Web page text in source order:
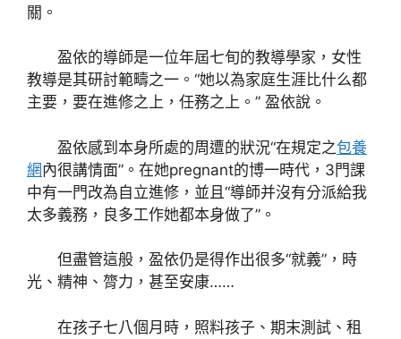
關。
盈依的導師是一位年屆七旬的教導學家，女性
教導是其研討範疇之一。“她以為家庭生涯比什么都
主要，要在進修之上，任務之上。” 盈依說。
盈依感到本身所處的周遭的狀況“在規定之包養
網內很講情面”。在她pregnant的博一時代，3門課
中有一門改為自立進修，並且“導師并沒有分派給我
太多義務，良多工作她都本身做了”。
但盡管這般，盈依仍是得作出很多“就義”，時
光、精神、膂力，甚至安康……
在孩子七八個月時，照料孩子、期末測試、租